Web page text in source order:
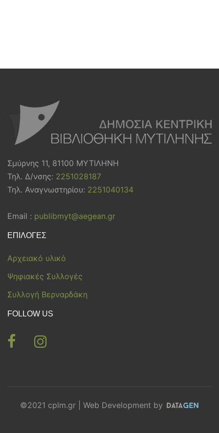
Σμύρνης 11, 81100 ΜΥΤΙΛΗΝΗ
Τηλ. Δ/νσης: 2251028187
Τηλ. Αναγνωστηρίου: 2251040134
Email : publibmyt@aegean.gr
ΕΠΙΛΟΓΕΣ
Αρχειακό υλικό
Ψηφιακές Συλλογές
Συλλογή Βερναρδάκη
FOLLOW US
©2021 cplm.gr | Web Development by